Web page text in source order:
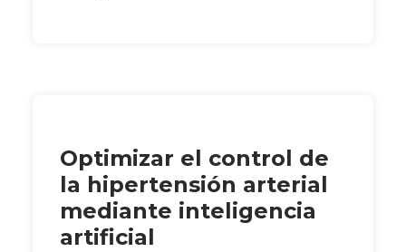
Optimizar el control de
la hipertensión arterial
mediante inteligencia
artificial